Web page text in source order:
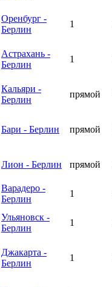
Оренбург -
Берлин
1
Астрахань -
Берлин
1
Кальяри -
Берлин
прямой
Бари - Берлин прямой
Лион - Берлин прямой
Варадеро -
Берлин
1
Ульяновск -
Берлин
1
Джакарта -
Берлин
1